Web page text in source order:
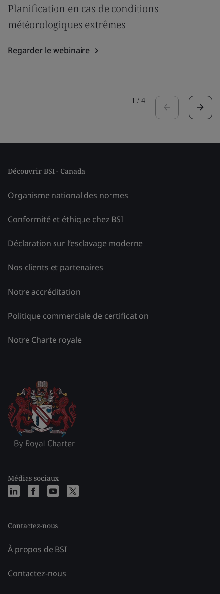
Planification en cas de conditions
météorologiques extrêmes
Regarder le webinaire
1 / 4
Découvrir BSI - Canada
Organisme national des normes
Conformité et éthique chez BSI
Déclaration sur l’esclavage moderne
Nos clients et partenaires
Notre accréditation
Politique commerciale de certification
Notre Charte royale
Médias sociaux
Contactez-nous
À propos de BSI
Contactez-nous